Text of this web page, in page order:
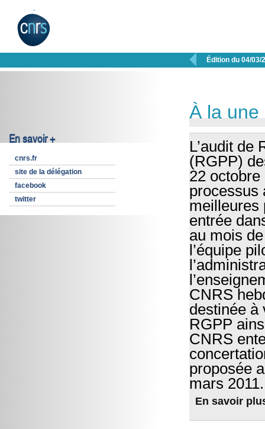
 Édition du 04/03/
En savoir +
cnrs.fr
site de la délégation
facebook
twitter
À la une
L’audit de
(RGPP)
22
processus
meilleures
entrée
au mois
l’équipe
CNRS
destinée à
RGPP
CNRS
proposée
mars 2011.
En savoir